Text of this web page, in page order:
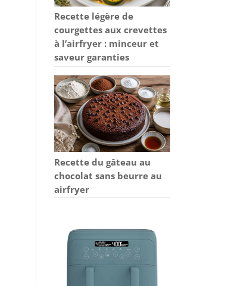
Recette légère de
courgettes aux crevettes
à l’airfryer : minceur et
saveur garanties
Recette du gâteau au
chocolat sans beurre au
airfryer